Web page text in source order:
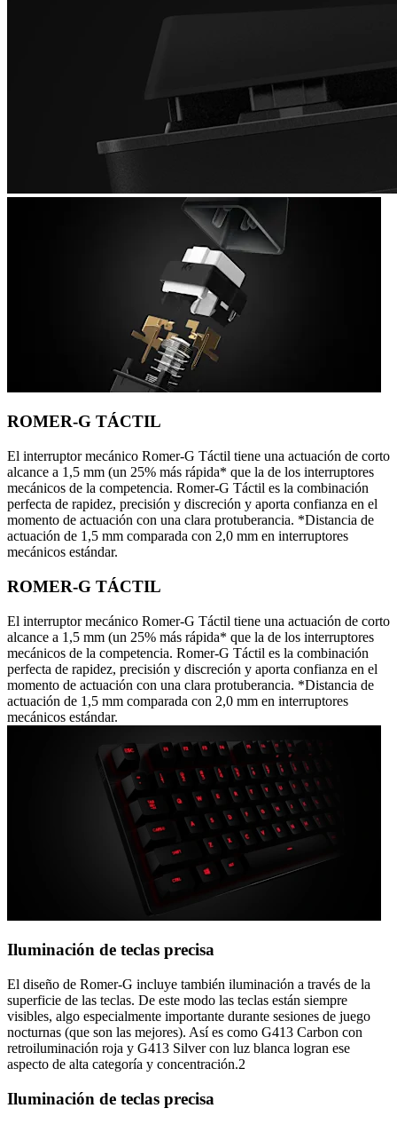
ROMER-G TÁCTIL
El interruptor mecánico Romer-G Táctil tiene una actuación de corto
alcance a 1,5 mm (un 25% más rápida* que la de los interruptores
mecánicos de la competencia. Romer-G Táctil es la combinación
perfecta de rapidez, precisión y discreción y aporta confianza en el
momento de actuación con una clara protuberancia. *Distancia de
actuación de 1,5 mm comparada con 2,0 mm en interruptores
mecánicos estándar.
ROMER-G TÁCTIL
El interruptor mecánico Romer-G Táctil tiene una actuación de corto
alcance a 1,5 mm (un 25% más rápida* que la de los interruptores
mecánicos de la competencia. Romer-G Táctil es la combinación
perfecta de rapidez, precisión y discreción y aporta confianza en el
momento de actuación con una clara protuberancia. *Distancia de
actuación de 1,5 mm comparada con 2,0 mm en interruptores
mecánicos estándar.
Iluminación de teclas precisa
El diseño de Romer-G incluye también iluminación a través de la
superficie de las teclas. De este modo las teclas están siempre
visibles, algo especialmente importante durante sesiones de juego
nocturnas (que son las mejores). Así es como G413 Carbon con
retroiluminación roja y G413 Silver con luz blanca logran ese
aspecto de alta categoría y concentración.2
Iluminación de teclas precisa